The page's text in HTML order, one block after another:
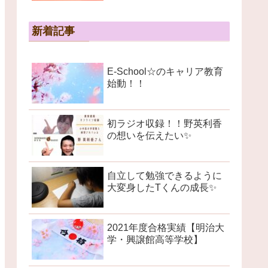
新着記事
E-School☆のキャリア教育
始動！！
初ラジオ収録！！野英利香
の想いを伝えたい✨
自立して勉強できるように
大変身したTくんの成長✨
2021年度合格実績【明治大
学・興譲館高等学校】